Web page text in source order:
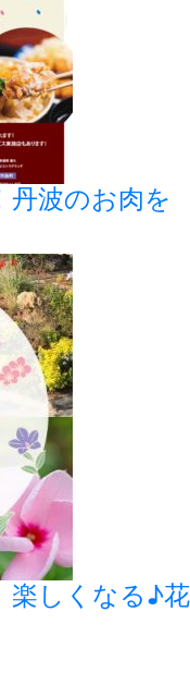
丹波のお肉を
楽しくなる♪花